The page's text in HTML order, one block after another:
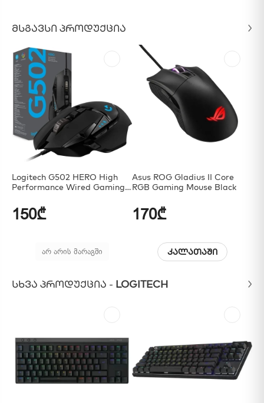
ᲛᲡᲒᲐᲕᲡᲘ ᲞᲠᲝᲓᲣᲥᲪᲘᲐ
Logitech G502 HERO High
Performance Wired Gaming
150₾
არ არის მარაგში
Asus ROG Gladius II Core
RGB Gaming Mouse Black
170₾
კალათაში
ᲡᲮᲕᲐ ᲞᲠᲝᲓᲣᲥᲪᲘᲐ - LOGITECH